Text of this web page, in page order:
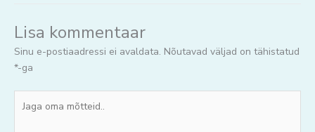
Lisa kommentaar
Sinu e-postiaadressi ei avaldata. Nõutavad väljad on tähistatud
*-ga
oma